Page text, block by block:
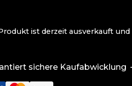
ist derzeit ausverkauft
sichere Kaufabwicklung